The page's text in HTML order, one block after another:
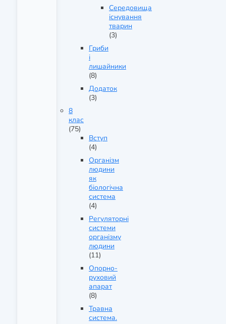
Середовища
існування
тварин
(3)
Гриби
і
лишайники
(8)
Додаток
(3)
8
клас
(75)
Вступ
(4)
Організм
людини
як
біологічна
система
(4)
Регуляторні
системи
організму
людини
(11)
Опорно-
руховий
апарат
(8)
Травна
система.